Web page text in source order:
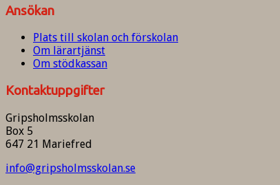
Ansökan
Plats till skolan och förskolan
Om lärartjänst
Om stödkassan
Kontaktuppgifter
Gripsholmsskolan
Box 5
647 21 Mariefred
info@gripsholmsskolan.se